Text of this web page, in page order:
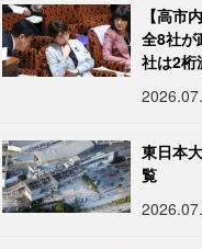
【高市
全8社が
社は2
東日本
覧